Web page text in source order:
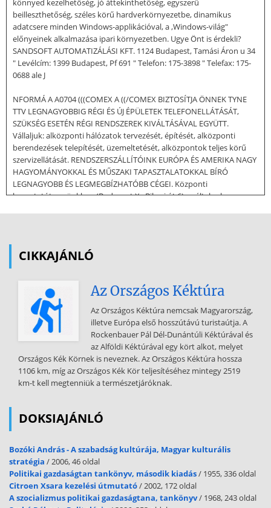
könnyed kezelhetőség, jó áttekinthetőség, egyszerű
beilleszthetőség, széles körű hardverkörnyezetbe, dinamikus
adatcsere minden Windows-applikációval, a ,Windows-világ"
előnyeinek alkalmazása ipari környezetben. Ugye Önt is érdekli?
SANDSOFT AUTOMATIZÁLÁSI KFT. 1124 Budapest, Tamási Áron u 34
" Levélcím: 1399 Budapest, Pf 691 " Telefon: 175-3898 " Telefax: 175-
0688 ale J
NFORMÁ A A0704 (((COMEX A ((/COMEX BIZTOSÍTJA ÖNNEK TYNE
TTV LEGNAGYOBBIG RÉGI ÉS ÚJ ÉPÜLETEK TELEFONELLÁTÁSÁT,
SZÜKSÉG ESETÉN RÉGI RENDSZEREK KIVÁLTÁSÁVAL EGYÜTT.
Vállaljuk: alközponti hálózatok tervezését, építését, alközponti
berendezések telepítését, üzemeltetését, alközpontok teljes körű
szervizellátását. RENDSZERSZÁLLÍTÓINK EURÓPA ÉS AMERIKA NAGY
HAGYOMÁNYOKKAL ÉS MŰSZAKI TAPASZTALATOKKAL BÍRÓ
LEGNAGYOBB ÉS LEGMEGBÍZHATÓBB CÉGEI. Központi
bemutatótermünkben (Budapest X., Bihari út 6) az általunk
kiválasztásában. Központi diszpécserszolgálatunk éjjel-nappal
(((COMEX Budapesti Telefon Alközponti Kft. Budapest X.: R:hari út 6
Telefon: 127-7820 Telefax: 138-4079 INFORM A0656 A 11. ÉVFOLYAM
7 SZÁM , 1993 / JÚLIUS TARTALOM A HÓNAP TÉMÁJA: ALAPLAP
IPARKODJUNK! MŰHELY 37 Számítás és technika olajozottan
(Összeállította: Jakab Ágnes) Mikroszámítógép magazin
mágneslemez melléklettel Alapította a Neumann János
Számítógéptudományi Társaság és a Cédrus Informatikai Rt
Megjelenik havonta Főszerkesztő: Faklen Pál Főszerkesztő-
mindennel összefügg (Mórocz István) 6 Szalagon az üzlet. 37 (Jakab
Ágnes) Nemcsak Jockey keveri. (Bóna Vilmos Solymosi Tibor) 38
(Győrfi János) (Hajnal Miklós PálMaár Márton András) 9 Nyílt
rendszerek itt és ott (Haidegger Géza) 12 Itthoni és külhoni ,
lábakon" 41 KIRAKAT Ablakadabra (Faklen Pál)
(Várnai György) Szerkesztők: Jakab Ágnes Sziebig Andrea KÖZKINCS
CIKKAJÁNLÓ
Az Országos Kéktúra
Az Országos Kéktúra nemcsak Magyarország,
illetve Európa első hosszútávú turistaútja. A
Rockenbauer Pál Dél-Dunántúli Kéktúrával és
az Alföldi Kéktúrával egy kört alkot, melyet
Országos Kék Körnek is neveznek. Az Országos Kéktúra hossza
1106 km, míg az Országos Kék Kör teljesítéséhez mintegy 2519
km-t kell megtenniük a természetjáróknak.
DOKSIAJÁNLÓ
Bozóki András - A szabadság kultúrája, Magyar kulturális
stratégia / 2006, 46 oldal
Politikai gazdaságtan tankönyv, második kiadás/ 1955, 336 oldal
Citroen Xsara kezelési útmutató/ 2002, 172 oldal
A szocializmus politikai gazdaságtana, tankönyv/ 1968, 243 oldal